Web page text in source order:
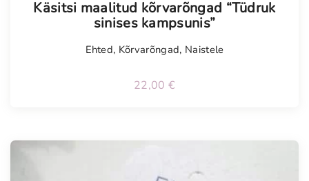
Käsitsi maalitud kõrvarõngad “Tüdruk
sinises kampsunis”
Ehted, Kõrvarõngad, Naistele
22,00 €